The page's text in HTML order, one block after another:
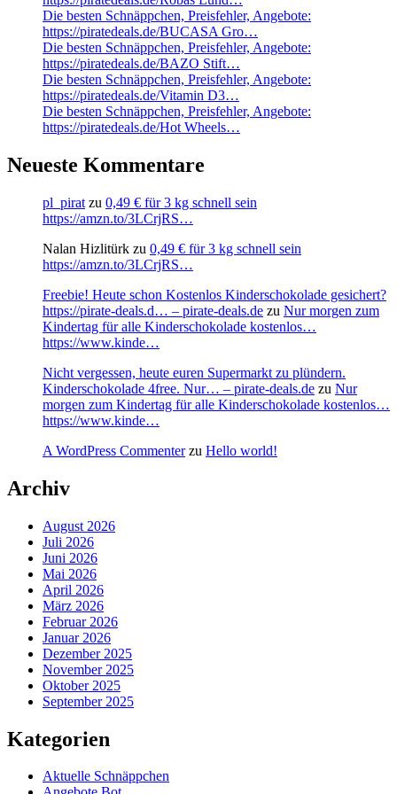
Die besten Schnäppchen, Preisfehler, Angebote:
https://piratedeals.de/BUCASA Gro…
Die besten Schnäppchen, Preisfehler, Angebote:
https://piratedeals.de/BAZO Stift…
Die besten Schnäppchen, Preisfehler, Angebote:
https://piratedeals.de/Vitamin D3…
Die besten Schnäppchen, Preisfehler, Angebote:
https://piratedeals.de/Hot Wheels…
Neueste Kommentare
pl_pirat zu 0,49 € für 3 kg schnell sein
https://amzn.to/3LCrjRS…
Nalan Hizlitürk zu 0,49 € für 3 kg schnell sein
https://amzn.to/3LCrjRS…
Freebie! Heute schon Kostenlos Kinderschokolade gesichert?
https://pirate-deals.d… – pirate-deals.de zu Nur morgen zum
Kindertag für alle Kinderschokolade kostenlos…
https://www.kinde…
Nicht vergessen, heute euren Supermarkt zu plündern.
Kinderschokolade 4free. Nur… – pirate-deals.de zu Nur
morgen zum Kindertag für alle Kinderschokolade kostenlos…
https://www.kinde…
A WordPress Commenterzu Hello world!
Archiv
August 2026
Juli 2026
Juni 2026
Mai 2026
April 2026
März 2026
Februar 2026
Januar 2026
Dezember 2025
November 2025
Oktober 2025
September 2025
Kategorien
Aktuelle Schnäppchen